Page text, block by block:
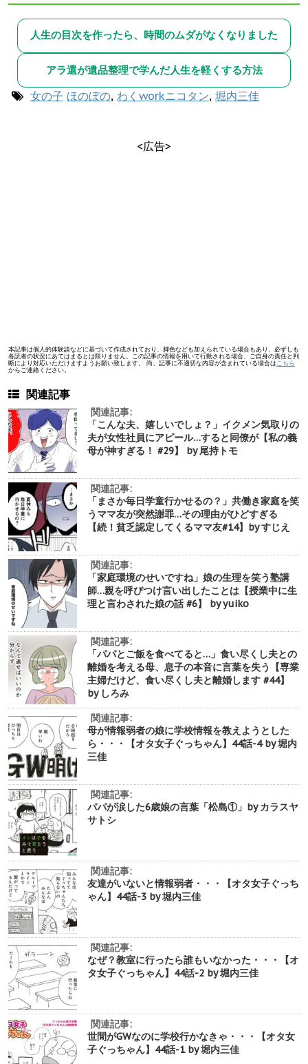
人生の目次を作ったら、時間のムダがなくなりました
アラ還が遺品整理で学んだ人生を軽くする方法
女の子 ほのぼの, わくworkニコタン, 堀内三佳
<広告>
本記事は個人的体験談などに基づいて作成されており、脚色なども加えられている場合もあり、必ずしも
各読者の状況にあてはまるとは限りません。この記事の情報を用いて行動される場合、ご自身の責任と判
断により対応いただけますようお願い致します。 尚、記事に不適切な内容が含まれている場合はこちら
からご連絡ください。
関連記事
関連記事:
「こんな夫、嬉しいでしょ？」イクメン気取りの
夫が女性社員にアピール…すると同僚が【私の義
母が神すぎる！ #29】 by 尾持トモ
関連記事:
「まさか毎日学童行かせるの？」共働き家庭を笑
うママ友が突然謝罪…その理由がひどすぎる
【続！貧乏認定してくるママ友#14】by すじえ
関連記事:
「家庭環境のせいですね」娘の生理を笑う塾講
師…親を呼びつけ言い出したことは【授業中に生
理と言わされた娘の話 #6】 by yuiko
関連記事:
「パパとご飯を食べてると…」食い尽くし夫との
離婚を考える母、息子の本音に言葉を失う【専業
主婦だけど、食い尽くし夫と離婚します #44】
by しろみ
関連記事:
母が情報弱者の娘に学校情報を教えようとした
ら・・・【オタ女子ぐっちゃん】44話-4 by 堀内
三佳
関連記事:
パパが涙した6歳娘の言葉「松島①」by カラスヤ
サトシ
関連記事:
友達がいないと情報弱者・・・【オタ女子ぐっち
ゃん】44話-3 by 堀内三佳
関連記事:
なぜ？教室に行ったら誰もいなかった・・・【オ
タ女子ぐっちゃん】44話-2 by 堀内三佳
関連記事:
世間がGWなのに学校行かなきゃ・・・【オタ女
子ぐっちゃん】44話-1 by 堀内三佳